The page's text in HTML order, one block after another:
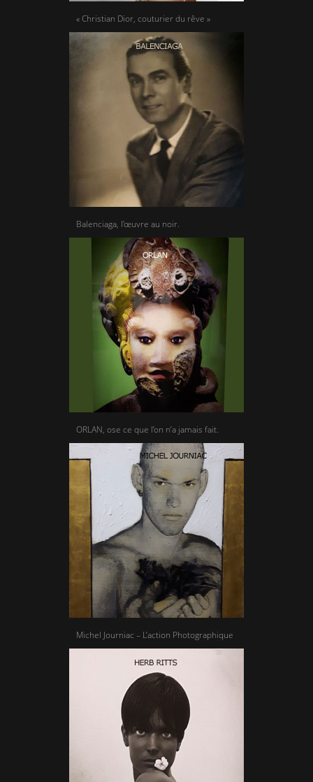
« Christian Dior, couturier du rêve »
Balenciaga, l’œuvre au noir.
ORLAN, ose ce que l’on n’a jamais fait.
Michel Journiac – L’action Photographique